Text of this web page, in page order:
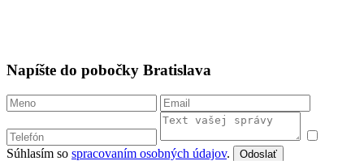
Napíšte do pobočky Bratislava
Súhlasím so spracovaním osobných údajov. Odoslať